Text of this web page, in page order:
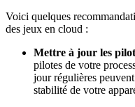
Voici quelques
des jeux en cloud :
Mettre à jour les
pilotes de votre
jour régulières
stabilité de votre